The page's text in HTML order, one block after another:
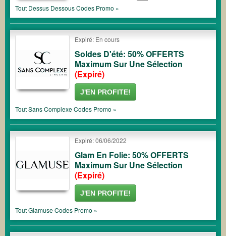
Tout Dessus DessousCodes Promo »
Expiré: En cours
Soldes D'été: 50% OFFERTS
Maximum Sur Une Sélection
(Expiré)
J'EN PROFITE!
ToutSans ComplexeCodes Promo »
Expiré: 06/06/2022
Glam En Folie: 50% OFFERTS
Maximum Sur Une Sélection
(Expiré)
J'EN PROFITE!
ToutGlamuseCodes Promo »